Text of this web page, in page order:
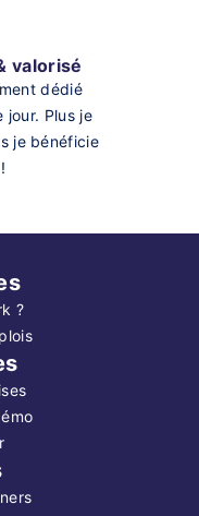
valorisé
dédié
jour. Plus je
je bénéficie
?